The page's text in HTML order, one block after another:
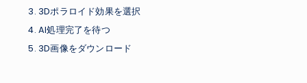
3Dポラロイド効果を選択
AI処理完了を待つ
3D画像をダウンロード